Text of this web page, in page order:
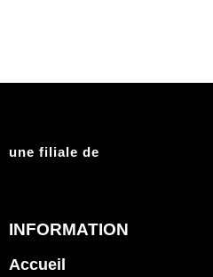
une filiale de
INFORMATION
Accueil